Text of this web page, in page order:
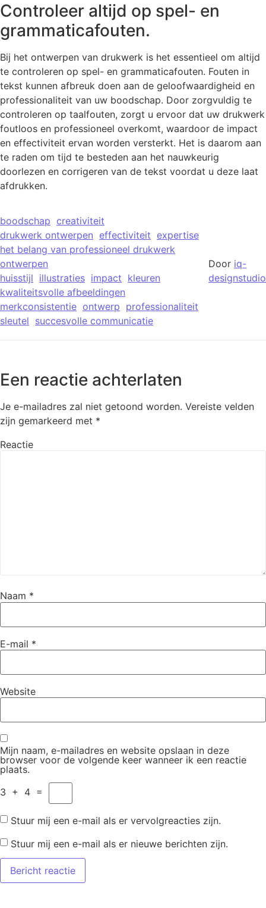
Controleer altijd op spel- en
grammaticafouten.
Bij het ontwerpen van drukwerk is het essentieel om altijd
te controleren op spel- en grammaticafouten. Fouten in
tekst kunnen afbreuk doen aan de geloofwaardigheid en
professionaliteit van uw boodschap. Door zorgvuldig te
controleren op taalfouten, zorgt u ervoor dat uw drukwerk
foutloos en professioneel overkomt, waardoor de impact
en effectiviteit ervan worden versterkt. Het is daarom aan
te raden om tijd te besteden aan het nauwkeurig
doorlezen en corrigeren van de tekst voordat u deze laat
afdrukken.
boodschap creativiteit
drukwerk ontwerpen effectiviteit expertise
het belang van professioneel drukwerk
ontwerpen
huisstijl illustraties impact kleuren
kwaliteitsvolle afbeeldingen
merkconsistentie ontwerp professionaliteit
sleutel succesvolle communicatie
Door iq-
designstudio
Een reactie achterlaten
Je e-mailadres zal niet getoond worden. Vereiste velden
zijn gemarkeerd met *
Reactie
Naam *
E-mail *
Website
Mijn naam, e-mailadres en website opslaan in deze
browser voor de volgende keer wanneer ik een reactie
plaats.
3 + 4 =
Stuur mij een e-mail als er vervolgreacties zijn.
Stuur mij een e-mail als er nieuwe berichten zijn.